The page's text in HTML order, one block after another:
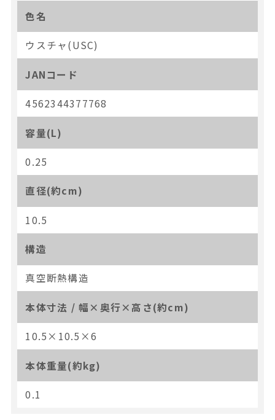
色名
ウスチャ(USC)
JANコード
4562344377768
容量(L)
0.25
直径(約cm)
10.5
構造
真空断熱構造
本体寸法 / 幅×奥行×高さ(約cm)
10.5×10.5×6
本体重量(約kg)
0.1